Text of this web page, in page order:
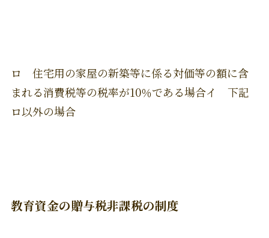
ロ 住宅用の家屋の新築等に係る対価等の額に含
まれる消費税等の税率が10％である場合イ 下記
ロ以外の場合
教育資金の贈与税非課税の制度